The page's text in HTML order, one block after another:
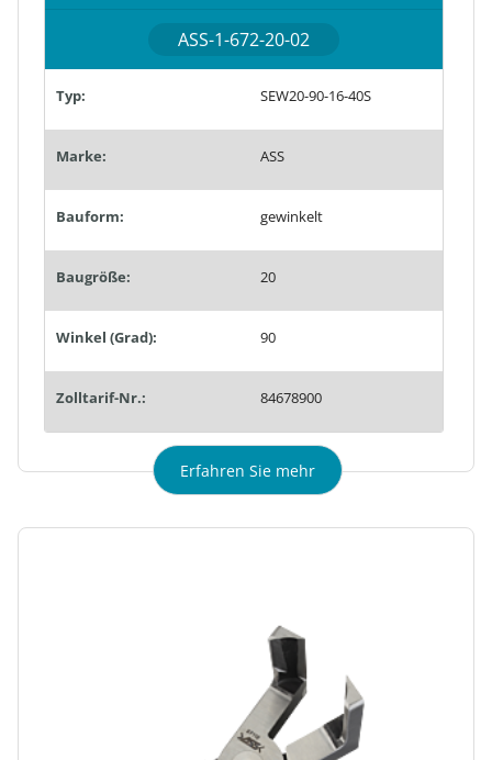
ASS-1-672-20-02
Typ: SEW20-90-16-40S
Marke: ASS
Bauform: gewinkelt
Baugröße: 20
Winkel (Grad): 90
Zolltarif-Nr.: 84678900
Erfahren Sie mehr